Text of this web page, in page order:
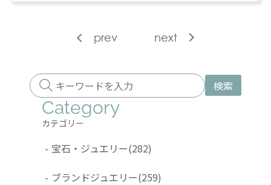
prev next
検索
Category
カテゴリー
- 宝石・ジュエリー(282)
- ブランドジュエリー(259)